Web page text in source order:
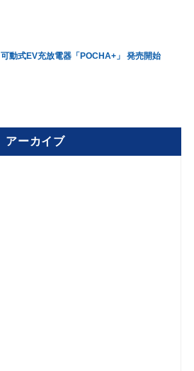
可動式EV充放電器「POCHA+」 発売開始
アーカイブ